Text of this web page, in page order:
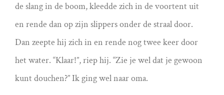
de slang in de boom, kleedde zich in de voortent uit
en rende dan op zijn slippers onder de straal door.
Dan zeepte hij zich in en rende nog twee keer door
het water. “Klaar!”, riep hij. “Zie je wel dat je gewoon
kunt douchen?” Ik ging wel naar oma.